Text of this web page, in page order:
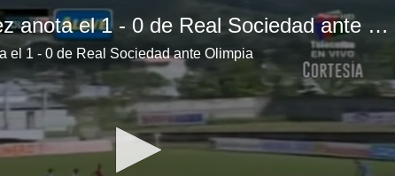
Rony Martínez anota el 1 - 0 de Real Sociedad ante Olimpia
el 1 - 0 de Real Sociedad ante Olimpia